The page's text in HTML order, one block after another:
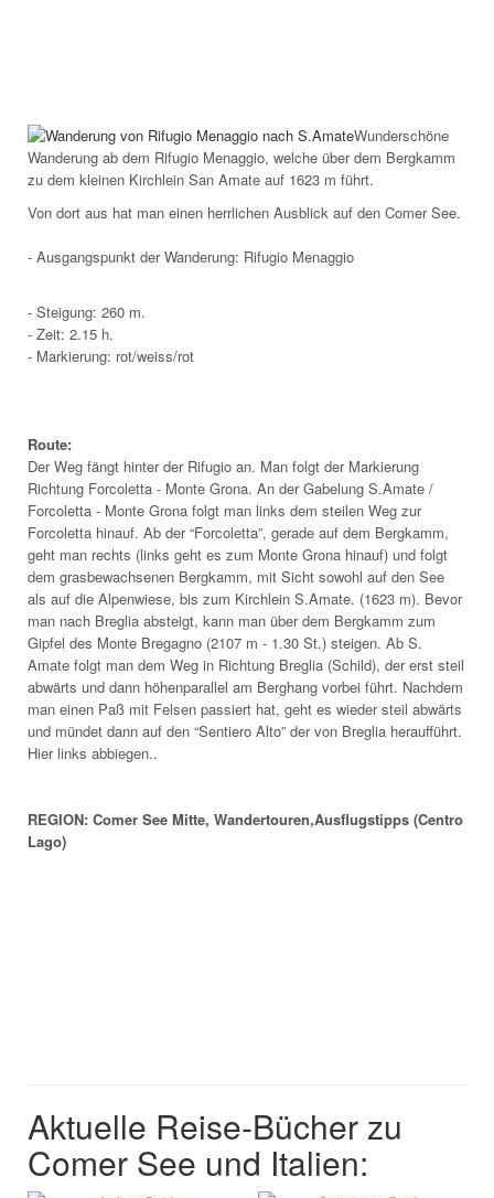
Wunderschöne
Wanderung ab dem Rifugio Menaggio, welche über dem Bergkamm
zu dem kleinen Kirchlein San Amate auf 1623 m führt.
Von dort aus hat man einen herrlichen Ausblick auf den Comer See.
- Ausgangspunkt der Wanderung: Rifugio Menaggio
- Steigung: 260 m.
- Zeit: 2.15 h.
- Markierung: rot/weiss/rot
Route:
Der Weg fängt hinter der Rifugio an. Man folgt der Markierung
Richtung Forcoletta - Monte Grona. An der Gabelung S.Amate /
Forcoletta - Monte Grona folgt man links dem steilen Weg zur
Forcoletta hinauf. Ab der “Forcoletta”, gerade auf dem Bergkamm,
geht man rechts (links geht es zum Monte Grona hinauf) und folgt
dem grasbewachsenen Bergkamm, mit Sicht sowohl auf den See
als auf die Alpenwiese, bis zum Kirchlein S.Amate. (1623 m). Bevor
man nach Breglia absteigt, kann man über dem Bergkamm zum
Gipfel des Monte Bregagno (2107 m - 1.30 St.) steigen. Ab S.
Amate folgt man dem Weg in Richtung Breglia (Schild), der erst steil
abwärts und dann höhenparallel am Berghang vorbei führt. Nachdem
man einen Paß mit Felsen passiert hat, geht es wieder steil abwärts
und mündet dann auf den “Sentiero Alto” der von Breglia heraufführt.
Hier links abbiegen..
REGION: Comer See Mitte, Wandertouren,Ausflugstipps (Centro
Lago)
Aktuelle Reise-Bücher zu
Comer See und Italien: